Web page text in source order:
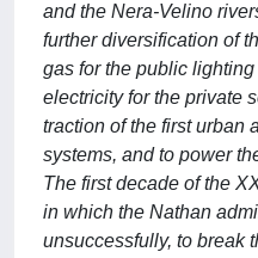
and the Nera-Velino
further diversification of
gas for the public
electricity for the private
traction of the first urban
systems, and to power
The first decade of the
in which the Nathan
unsuccessfully, to break